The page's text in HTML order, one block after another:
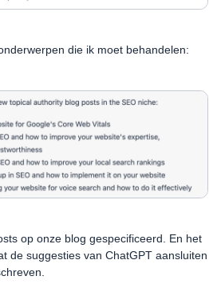
die ik moet behandelen:
op onze blog gespecificeerd. En het
de suggesties van ChatGPT aansluiten